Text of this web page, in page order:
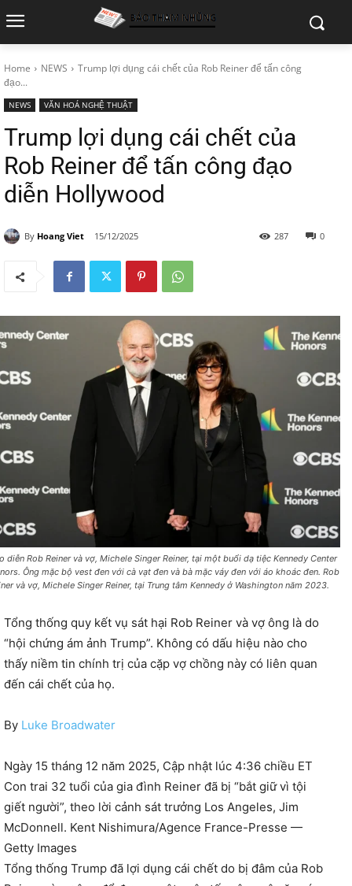
Home NEWS
Trump lợi dụng cái chết của Rob Reiner để tấn công
đạo...
NEWS VĂN HOÁ NGHỆ THUẬT
Trump lợi dụng cái chết của
Rob Reiner để tấn công đạo
diễn Hollywood
By Hoang Viet 15/12/2025 0
287
diễn Rob Reiner và vợ, Michele Singer Reiner, tại một buổi dạ tiệc Kennedy Center
Ông mặc bộ vest đen với cà vạt đen và bà mặc váy đen với áo khoác đen. Rob
và vợ, Michele Singer Reiner, tại Trung tâm Kennedy ở Washington năm 2023.
Tổng thống quy kết vụ sát hại Rob Reiner và vợ ông là do
“hội chứng ám ảnh Trump”. Không có dấu hiệu nào cho
thấy niềm tin chính trị của cặp vợ chồng này có liên quan
đến cái chết của họ.
By Luke Broadwater
Ngày 15 tháng 12 năm 2025, Cập nhật lúc 4:36 chiều ET
Con trai 32 tuổi của gia đình Reiner đã bị “bắt giữ vì tội
giết người”, theo lời cảnh sát trưởng Los Angeles, Jim
McDonnell. Kent Nishimura/Agence France-Presse —
Getty Images
Tổng thống Trump đã lợi dụng cái chết do bị đâm của Rob